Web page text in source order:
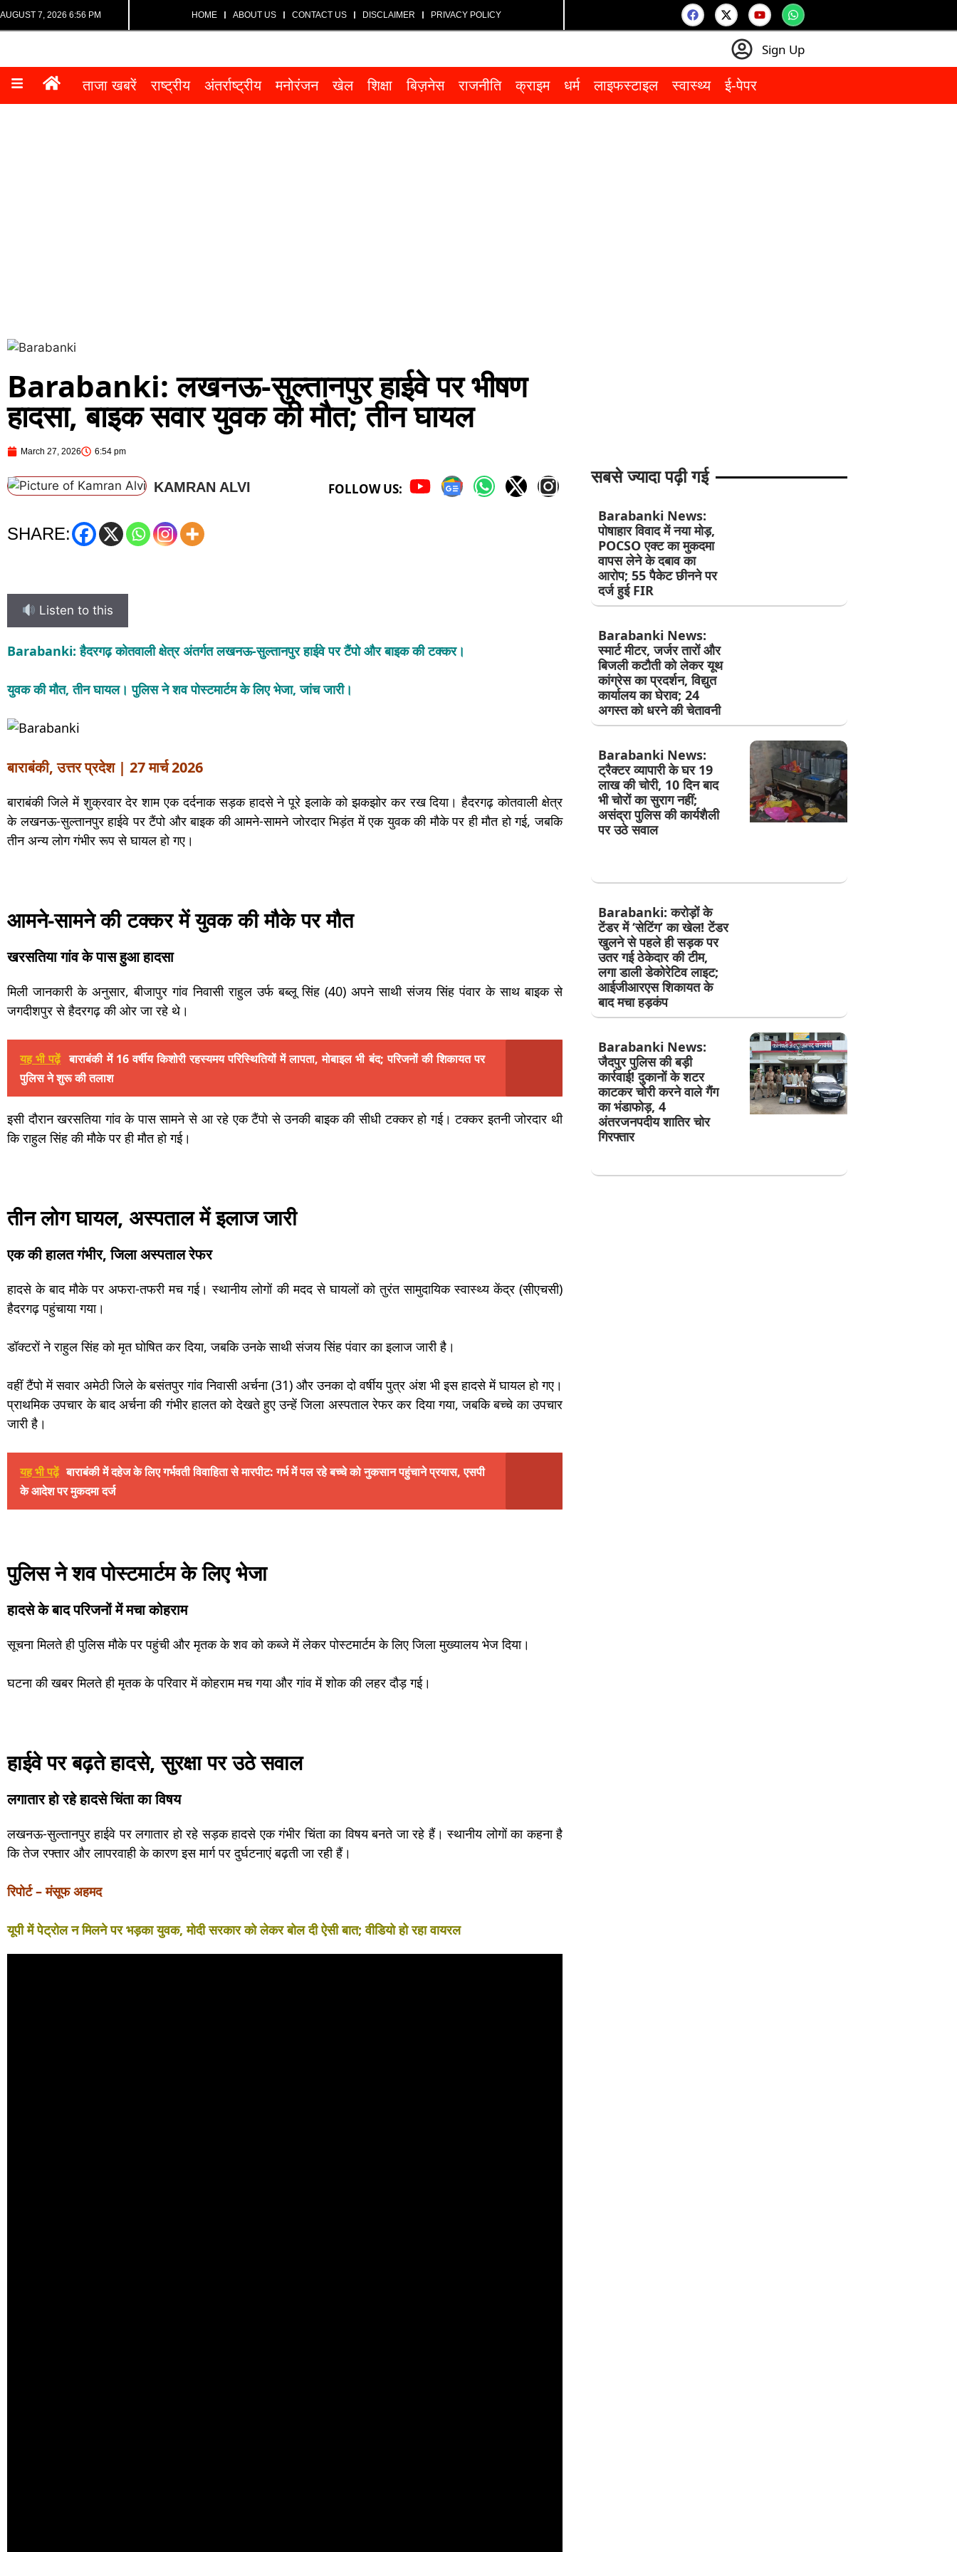
AUGUST 7, 2026 6:56 PM HOME ABOUT US CONTACT US DISCLAIMER PRIVACY POLICY
Sign Up
ताजा खबरें राष्ट्रीय अंतर्राष्ट्रीय मनोरंजन खेल शिक्षा बिज़नेस राजनीति क्राइम धर्म लाइफस्टाइल स्वास्थ्य ई-पेपर
Barabanki: लखनऊ-सुल्तानपुर हाईवे पर भीषण
हादसा, बाइक सवार युवक की मौत; तीन घायल
March 27, 2026 6:54 pm
KAMRAN ALVI FOLLOW US:
SHARE:
Listen to this
Barabanki: हैदरगढ़ कोतवाली क्षेत्र अंतर्गत लखनऊ-सुल्तानपुर हाईवे पर टैंपो और बाइक की टक्कर।
युवक की मौत, तीन घायल। पुलिस ने शव पोस्टमार्टम के लिए भेजा, जांच जारी।
बाराबंकी, उत्तर प्रदेश | 27 मार्च 2026
बाराबंकी जिले में शुक्रवार देर शाम एक दर्दनाक सड़क हादसे ने पूरे इलाके को झकझोर कर रख दिया। हैदरगढ़ कोतवाली क्षेत्र
के लखनऊ-सुल्तानपुर हाईवे पर टैंपो और बाइक की आमने-सामने जोरदार भिड़ंत में एक युवक की मौके पर ही मौत हो गई, जबकि
तीन अन्य लोग गंभीर रूप से घायल हो गए।
आमने-सामने की टक्कर में युवक की मौके पर मौत
खरसतिया गांव के पास हुआ हादसा
मिली जानकारी के अनुसार, बीजापुर गांव निवासी राहुल उर्फ बब्लू सिंह (40) अपने साथी संजय सिंह पंवार के साथ बाइक से
जगदीशपुर से हैदरगढ़ की ओर जा रहे थे।
यह भी पढ़ें बाराबंकी में 16 वर्षीय किशोरी रहस्यमय परिस्थितियों में लापता, मोबाइल भी बंद; परिजनों की शिकायत पर
पुलिस ने शुरू की तलाश
इसी दौरान खरसतिया गांव के पास सामने से आ रहे एक टैंपो से उनकी बाइक की सीधी टक्कर हो गई। टक्कर इतनी जोरदार थी
कि राहुल सिंह की मौके पर ही मौत हो गई।
तीन लोग घायल, अस्पताल में इलाज जारी
एक की हालत गंभीर, जिला अस्पताल रेफर
हादसे के बाद मौके पर अफरा-तफरी मच गई। स्थानीय लोगों की मदद से घायलों को तुरंत सामुदायिक स्वास्थ्य केंद्र (सीएचसी)
हैदरगढ़ पहुंचाया गया।
डॉक्टरों ने राहुल सिंह को मृत घोषित कर दिया, जबकि उनके साथी संजय सिंह पंवार का इलाज जारी है।
वहीं टैंपो में सवार अमेठी जिले के बसंतपुर गांव निवासी अर्चना (31) और उनका दो वर्षीय पुत्र अंश भी इस हादसे में घायल हो गए।
प्राथमिक उपचार के बाद अर्चना की गंभीर हालत को देखते हुए उन्हें जिला अस्पताल रेफर कर दिया गया, जबकि बच्चे का उपचार
जारी है।
यह भी पढ़ें बाराबंकी में दहेज के लिए गर्भवती विवाहिता से मारपीट: गर्भ में पल रहे बच्चे को नुकसान पहुंचाने प्रयास, एसपी
के आदेश पर मुकदमा दर्ज
पुलिस ने शव पोस्टमार्टम के लिए भेजा
हादसे के बाद परिजनों में मचा कोहराम
सूचना मिलते ही पुलिस मौके पर पहुंची और मृतक के शव को कब्जे में लेकर पोस्टमार्टम के लिए जिला मुख्यालय भेज दिया।
घटना की खबर मिलते ही मृतक के परिवार में कोहराम मच गया और गांव में शोक की लहर दौड़ गई।
हाईवे पर बढ़ते हादसे, सुरक्षा पर उठे सवाल
लगातार हो रहे हादसे चिंता का विषय
लखनऊ-सुल्तानपुर हाईवे पर लगातार हो रहे सड़क हादसे एक गंभीर चिंता का विषय बनते जा रहे हैं। स्थानीय लोगों का कहना है
कि तेज रफ्तार और लापरवाही के कारण इस मार्ग पर दुर्घटनाएं बढ़ती जा रही हैं।
रिपोर्ट – मंसूफ अहमद
यूपी में पेट्रोल न मिलने पर भड़का युवक, मोदी सरकार को लेकर बोल दी ऐसी बात; वीडियो हो रहा वायरल
सबसे ज्यादा पढ़ी गई
Barabanki News:
पोषाहार विवाद में नया मोड़,
POCSO एक्ट का मुकदमा
वापस लेने के दबाव का
आरोप; 55 पैकेट छीनने पर
दर्ज हुई FIR
Barabanki News:
स्मार्ट मीटर, जर्जर तारों और
बिजली कटौती को लेकर यूथ
कांग्रेस का प्रदर्शन, विद्युत
कार्यालय का घेराव; 24
अगस्त को धरने की चेतावनी
Barabanki News:
ट्रैक्टर व्यापारी के घर 19
लाख की चोरी, 10 दिन बाद
भी चोरों का सुराग नहीं;
असंद्रा पुलिस की कार्यशैली
पर उठे सवाल
Barabanki: करोड़ों के
टेंडर में ‘सेटिंग’ का खेल! टेंडर
खुलने से पहले ही सड़क पर
उतर गई ठेकेदार की टीम,
लगा डाली डेकोरेटिव लाइट;
आईजीआरएस शिकायत के
बाद मचा हड़कंप
Barabanki News:
जैदपुर पुलिस की बड़ी
कार्रवाई! दुकानों के शटर
काटकर चोरी करने वाले गैंग
का भंडाफोड़, 4
अंतरजनपदीय शातिर चोर
गिरफ्तार